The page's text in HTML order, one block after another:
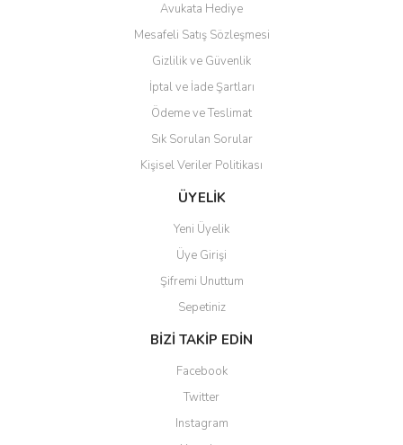
Avukata Hediye
Mesafeli Satış Sözleşmesi
Gizlilik ve Güvenlik
İptal ve İade Şartları
Ödeme ve Teslimat
Sık Sorulan Sorular
Kişisel Veriler Politikası
ÜYELİK
Yeni Üyelik
Üye Girişi
Şifremi Unuttum
Sepetiniz
BİZİ TAKİP EDİN
Facebook
Twitter
Instagram